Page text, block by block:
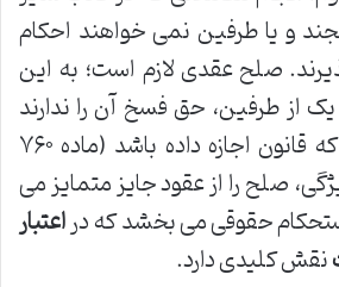
و یا طرفین نمی خواهند احکام
صلح عقدی لازم است؛ به این
از طرفین، حق فسخ آن را ندارند
مگر در موارد خاص که قانون اجازه داده باشد (ماده ۷۶۰
صلح را از عقود جایز متمایز می
حقوقی می بخشد که دراعتبار
نقش کلیدی دارد.